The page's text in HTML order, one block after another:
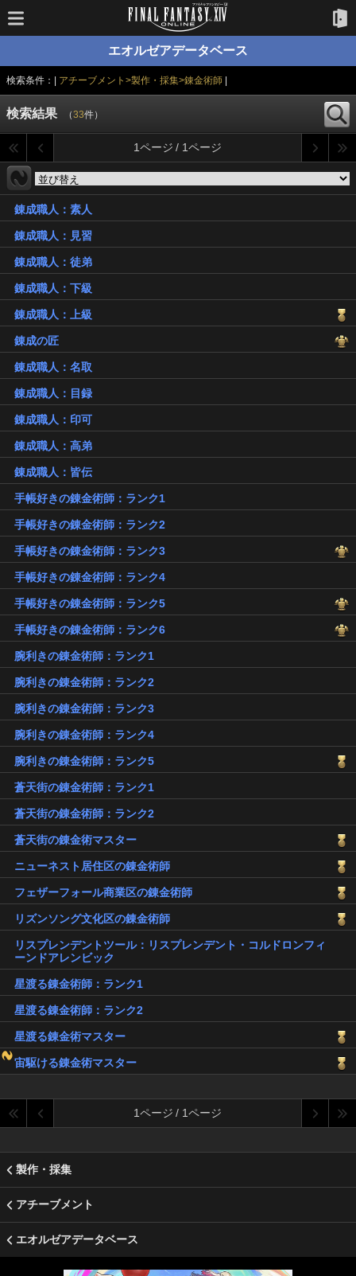
エオルゼアデータベース
検索条件：| アチーブメント>製作・採集>錬金術師|
検索結果 （33件）
1ページ / 1ページ
錬成職人：素人
錬成職人：見習
錬成職人：徒弟
錬成職人：下級
錬成職人：上級
錬成の匠
錬成職人：名取
錬成職人：目録
錬成職人：印可
錬成職人：高弟
錬成職人：皆伝
手帳好きの錬金術師：ランク1
手帳好きの錬金術師：ランク2
手帳好きの錬金術師：ランク3
手帳好きの錬金術師：ランク4
手帳好きの錬金術師：ランク5
手帳好きの錬金術師：ランク6
腕利きの錬金術師：ランク1
腕利きの錬金術師：ランク2
腕利きの錬金術師：ランク3
腕利きの錬金術師：ランク4
腕利きの錬金術師：ランク5
蒼天街の錬金術師：ランク1
蒼天街の錬金術師：ランク2
蒼天街の錬金術マスター
ニューネスト居住区の錬金術師
フェザーフォール商業区の錬金術師
リズンソング文化区の錬金術師
リスプレンデントツール：リスプレンデント・コルドロンフィ
ーンドアレンビック
星渡る錬金術師：ランク1
星渡る錬金術師：ランク2
星渡る錬金術マスター
宙駆ける錬金術マスター
1ページ / 1ページ
製作・採集
アチーブメント
エオルゼアデータベース